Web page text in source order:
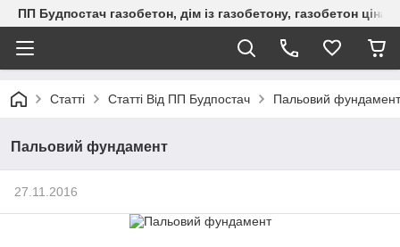
ПП Будпостач газобетон, дім із газобетону, газобетон
Статті Статті Від ПП Будпостач Пальовий фундамент
Пальовий фундамент
27.11.2016